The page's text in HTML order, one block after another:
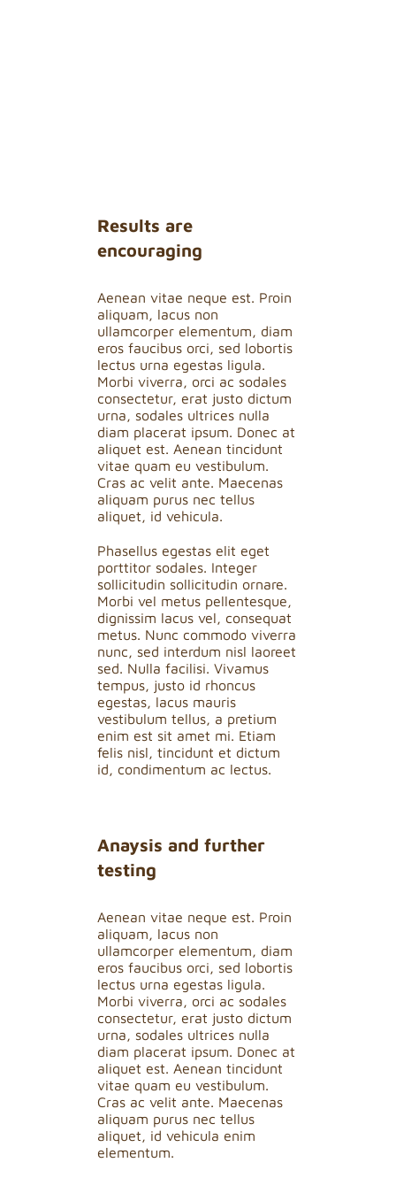
Results are
encouraging
Aenean vitae neque est. Proin
aliquam, lacus non
ullamcorper elementum, diam
eros faucibus orci, sed lobortis
lectus urna egestas ligula.
Morbi viverra, orci ac sodales
consectetur, erat justo dictum
urna, sodales ultrices nulla
diam placerat ipsum. Donec at
aliquet est. Aenean tincidunt
vitae quam eu vestibulum.
Cras ac velit ante. Maecenas
aliquam purus nec tellus
aliquet, id vehicula.
Phasellus egestas elit eget
porttitor sodales. Integer
sollicitudin sollicitudin ornare.
Morbi vel metus pellentesque,
dignissim lacus vel, consequat
metus. Nunc commodo viverra
nunc, sed interdum nisl laoreet
sed. Nulla facilisi. Vivamus
tempus, justo id rhoncus
egestas, lacus mauris
vestibulum tellus, a pretium
enim est sit amet mi. Etiam
felis nisl, tincidunt et dictum
id, condimentum ac lectus.
Anaysis and further
testing
Aenean vitae neque est. Proin
aliquam, lacus non
ullamcorper elementum, diam
eros faucibus orci, sed lobortis
lectus urna egestas ligula.
Morbi viverra, orci ac sodales
consectetur, erat justo dictum
urna, sodales ultrices nulla
diam placerat ipsum. Donec at
aliquet est. Aenean tincidunt
vitae quam eu vestibulum.
Cras ac velit ante. Maecenas
aliquam purus nec tellus
aliquet, id vehicula enim
elementum.